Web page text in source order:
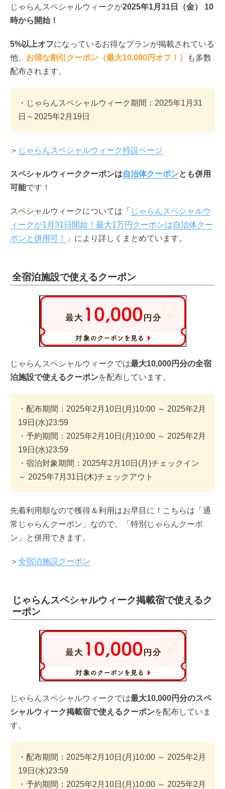
じゃらんスペシャルウィークが2025年1月31日（金） 10
時から開始！
5%以上オフになっているお得なプランが掲載されている
他、 お得な割引クーポン（最大10,000円オフ！）
も多数
配布されます。
・じゃらんスペシャルウィーク期間：2025年1月31
日～2025年2月19日
＞ じゃらんスペシャルウィーク特設ページ
スペシャルウィーククーポンは自治体クーポンとも併用
可能です！
スペシャルウィークについては「 じゃらんスペシャルウ
ィークが1月31日開始！最大1万円クーポンは自治体クー
ポンと併用可！
」により詳しくまとめています。
全宿泊施設で使えるクーポン
じゃらんスペシャルウィークでは最大10,000円分の全宿
泊施設で使えるクーポンを配布しています。
・配布期間：2025年2月10日(月)10:00 ～ 2025年2月
19日(水)23:59
・予約期間：2025年2月10日(月)10:00 ～ 2025年2月
19日(水)23:59
・宿泊対象期間：2025年2月10日(月)チェックイン
～ 2025年7月31日(木)チェックアウト
先着利用順なので獲得＆利用はお早目に！こちらは「通
常じゃらんクーポン」なので、「特別じゃらんクーポ
ン」と併用できます。
＞ 全宿泊施設クーポン
じゃらんスペシャルウィーク掲載宿で使えるク
ーポン
じゃらんスペシャルウィークでは最大10,000円分のスペ
シャルウィーク掲載宿で使えるクーポンを配布していま
す。
・配布期間：2025年2月10日(月)10:00 ～ 2025年2月
19日(水)23:59
・予約期間：2025年2月10日(月)10:00 ～ 2025年2月